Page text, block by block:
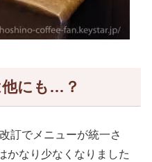
他にも…？
訂でメニューが統一さ
かなり少なくなりました